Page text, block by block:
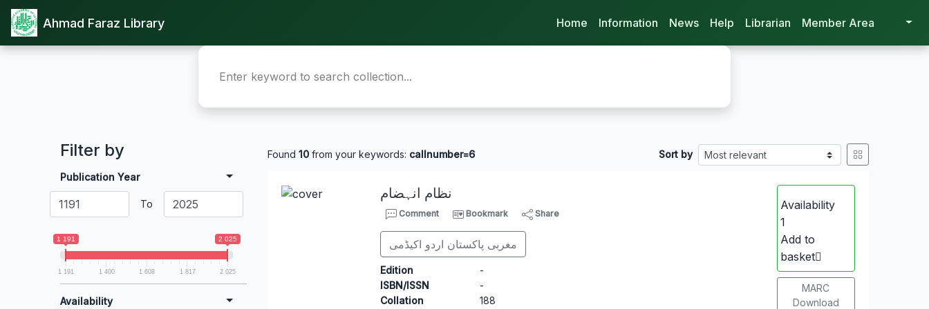
Ahmad Faraz Library Home Information News Help Librarian Member Area
Filter by
Publication Year
To
1 191 2 025
1 191 1 400 1 608 1 817 2 025
Availability
Found 10 from your keywords: callnumber=6 Sort by
نظام انہضام
Comment Bookmark Share
مغربی پاکستان اردو اکیڈمی
Edition
-
ISBN/ISSN
-
Collation
188
Availability
1
Add to
basket
MARC
Download